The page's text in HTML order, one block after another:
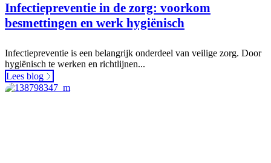
Infectiepreventie in de zorg: voorkom
besmettingen en werk hygiënisch
Infectiepreventie is een belangrijk onderdeel van veilige zorg. Door
hygiënisch te werken en richtlijnen...
Lees blog